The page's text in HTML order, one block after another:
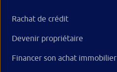
Rachat de crédit
Devenir propriétaire
Financer son achat immobilier